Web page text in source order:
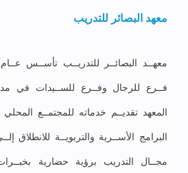
معهد البصائر للتدريب
فــرع للرجال وفــرع للســيدات في
المعهد تقديــم خدماته للمجتمــع
البرامج الأســرية والتربويــة للانطلاق
مجــال التدريب برؤية حضارية